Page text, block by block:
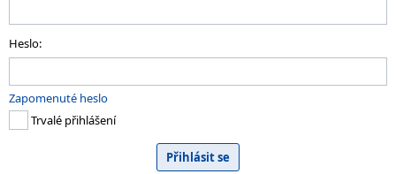
Heslo:
Zapomenuté heslo
Trvalé přihlášení